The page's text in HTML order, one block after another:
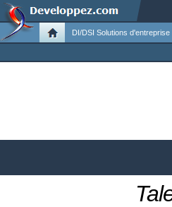
DI/DSI Solutions d'entreprise